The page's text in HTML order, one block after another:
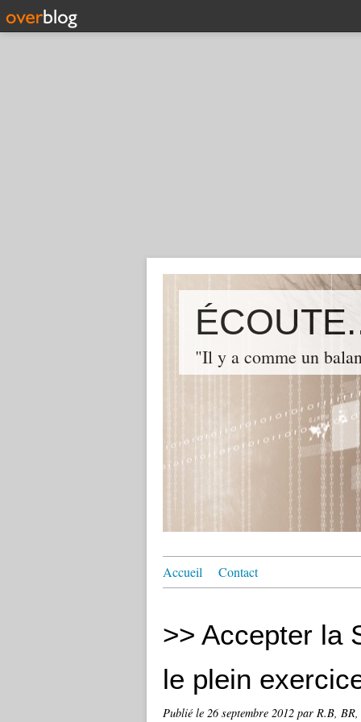
"Il y a comme un
Accueil Contact
>> Accepter la
le plein
Publié le 26 septembre 2012 par R.B, BR,